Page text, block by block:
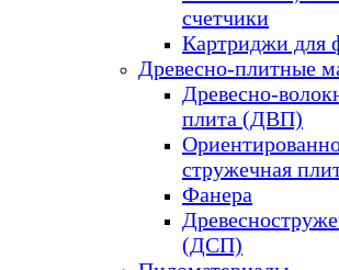
счетчики
Картриджи для
Древесно-плитные
Древесно-
плита (ДВП)
стружечная
Фанера
(ДСП)